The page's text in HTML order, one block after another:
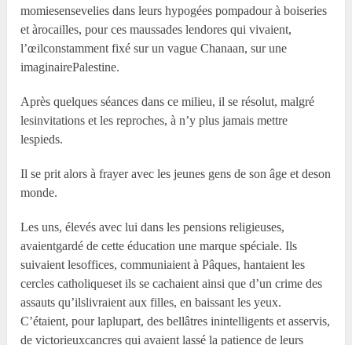
momiesensevelies dans leurs hypogées pompadour à boiseries
et àrocailles, pour ces maussades lendores qui vivaient,
l’œilconstamment fixé sur un vague Chanaan, sur une
imaginairePalestine.
Après quelques séances dans ce milieu, il se résolut, malgré
lesinvitations et les reproches, à n’y plus jamais mettre
lespieds.
Il se prit alors à frayer avec les jeunes gens de son âge et deson
monde.
Les uns, élevés avec lui dans les pensions religieuses,
avaientgardé de cette éducation une marque spéciale. Ils
suivaient lesoffices, communiaient à Pâques, hantaient les
cercles catholiqueset ils se cachaient ainsi que d’un crime des
assauts qu’ilslivraient aux filles, en baissant les yeux.
C’étaient, pour laplupart, des bellâtres inintelligents et asservis,
de victorieuxcancres qui avaient lassé la patience de leurs